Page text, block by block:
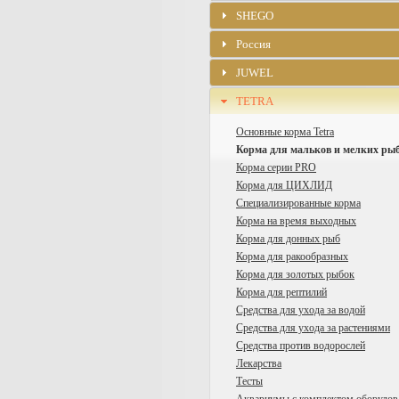
SHEGO
Россия
JUWEL
TETRA
Основные корма Tetra
Корма для мальков и мелких
Корма серии PRO
Корма для ЦИХЛИД
Специализированные корма
Корма на время выходных
Корма для донных рыб
Корма для ракообразных
Корма для золотых рыбок
Корма для рептилий
Средства для ухода за водой
Средства для ухода за растениями
Средства против водорослей
Лекарства
Тесты